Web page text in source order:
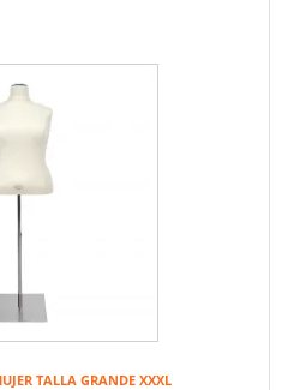
TALLA GRANDE XXXL